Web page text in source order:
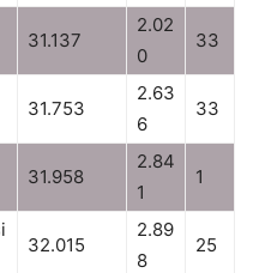
31.137
2.02
0
33
31.753
2.63
6
33
31.958
2.84
1
1
32.015
2.89
8
25